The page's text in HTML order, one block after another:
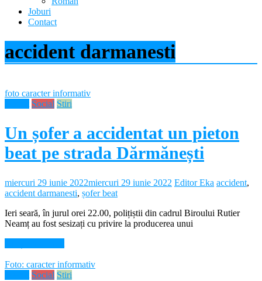
Știri
județul
Neamț.
Piatra
Neamț,
Roznov,
Girov
Joburi
Contact
accident darmanesti
foto caracter informativ
Social Stiri
Un șofer a accidentat un pieton
beat pe strada Dărmănești
miercuri 29 iunie 2022miercuri 29 iunie 2022 Editor Eka accident,
accident darmanesti, șofer beat
Ieri seară, în jurul orei 22.00, polițiștii din cadrul Biroului Rutier
Neamț au fost sesizați cu privire la producerea unui
Foto: caracter informativ
Social Stiri